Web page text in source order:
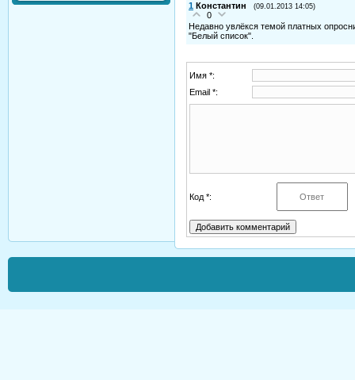
1 Константин (09.01.2013 14:05)
0
Недавно увлёкся темой платных
"Белый список".
Имя *:
Email *:
Код *: